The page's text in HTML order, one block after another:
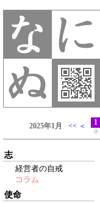
志
経営者の自戒
コラム
使命